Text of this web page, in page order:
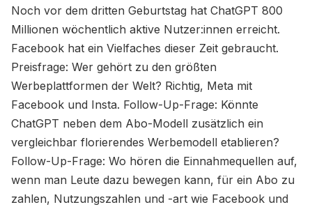
Noch vor dem dritten Geburtstag hat ChatGPT 800
Millionen wöchentlich aktive Nutzer:innen erreicht.
Facebook hat ein Vielfaches dieser Zeit gebraucht.
Preisfrage: Wer gehört zu den größten
Werbeplattformen der Welt? Richtig, Meta mit
Facebook und Insta. Follow-Up-Frage: Könnte
ChatGPT neben dem Abo-Modell zusätzlich ein
vergleichbar florierendes Werbemodell etablieren?
Follow-Up-Frage: Wo hören die Einnahmequellen auf,
wenn man Leute dazu bewegen kann, für ein Abo zu
zahlen, Nutzungszahlen und -art wie Facebook und